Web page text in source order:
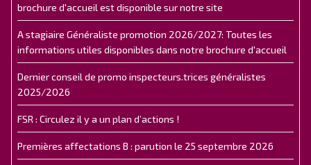
brochure d'accueil est disponible sur notre site
A stagiaire Généraliste promotion 2026/2027: Toutes les
informations utiles disponibles dans notre brochure d'accueil
Dernier conseil de promo inspecteurs.trices généralistes
2025/2026
FSR : Circulez il y a un plan d’actions !
Premières affectations B : parution le 25 septembre 2026